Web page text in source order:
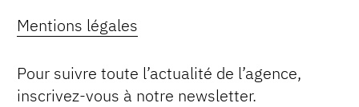
Mentions légales
Pour suivre toute l’actualité de l’agence,
inscrivez-vous à notre newsletter.